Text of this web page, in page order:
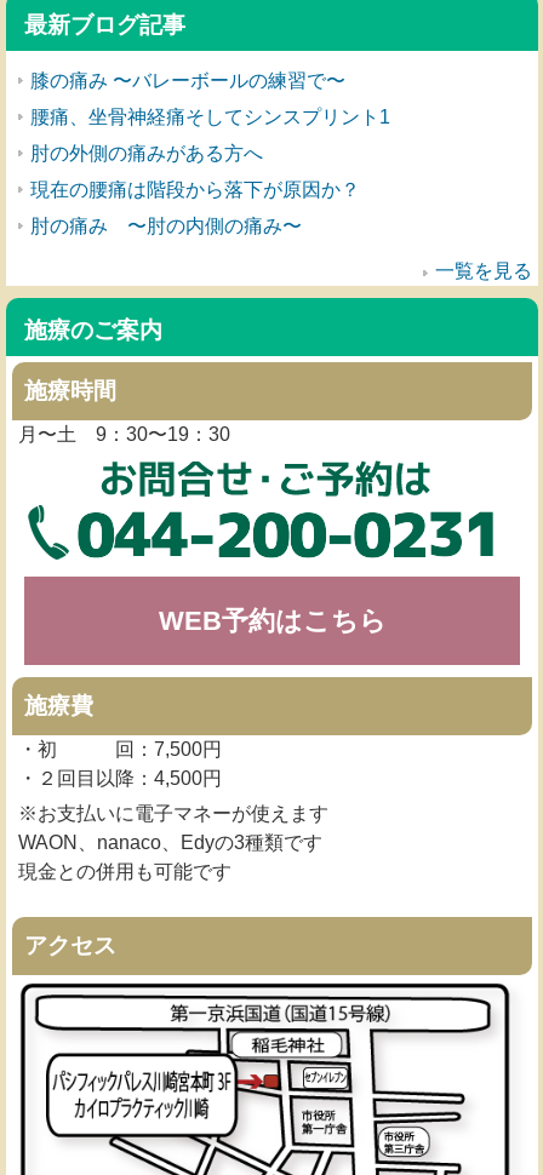
最新ブログ記事
膝の痛み 〜バレーボールの練習で〜
腰痛、坐骨神経痛そしてシンスプリント1
肘の外側の痛みがある方へ
現在の腰痛は階段から落下が原因か？
肘の痛み 〜肘の内側の痛み〜
一覧を見る
施療のご案内
施療時間
月〜土 9：30〜19：30
WEB予約はこちら
施療費
・初 回：7,500円
・２回目以降：4,500円
※お支払いに電子マネーが使えます
WAON、nanaco、Edyの3種類です
現金との併用も可能です
アクセス